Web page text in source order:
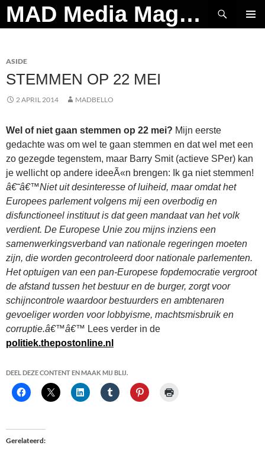
Ga
naar
MAD Media Magazine
Zoeken
ASIDE
STEMMEN OP 22 MEI
2 APRIL 2014 MADBELLO
Wel of niet gaan stemmen op 22 mei? Mijn eerste
gedachte was om wel te gaan stemmen en dat wel met een
zo gezegde tegenstem, maar Barry Smit (actieve SPer) kan
je wellicht op andere ideeÃ«n brengen: Ik ga niet stemmen!
â€˜â€™Niet uit desinteresse of luiheid, maar omdat het
Europees parlement volgens mij een overbodig en
disfunctioneel instituut is dat geen mandaat van het volk
verdient. De Europese Unie zou mijns inziens een
samenwerkingsverband van nationale regeringen moeten
zijn, die worden gecontroleerd door nationale parlementen.
Het optuigen van een pan-Europese fopdemocratie vergroot
de afstand tussen het bestuur en de burger, zorgt voor
schijncontrole waardoor bestuurders en ambtenaren
gevoeliger worden voor lobbyisme, machtsmisbruik en
corruptie.â€™â€™ Lees verder in de
politiek.thepostonline.nl
DEEL DEZE CONTENT EN MAAK MIJ BLIJ.
Gerelateerd